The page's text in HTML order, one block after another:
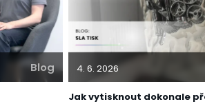
Blog 4. 6. 2026
Jak vytisknout dokonale